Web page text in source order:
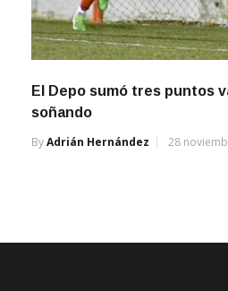
soñando
ByAdrián Hernández